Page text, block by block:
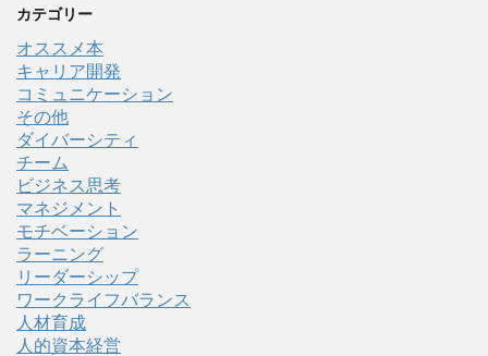
カテゴリー
オススメ本
キャリア開発
コミュニケーション
その他
ダイバーシティ
チーム
ビジネス思考
マネジメント
モチベーション
ラーニング
リーダーシップ
ワークライフバランス
人材育成
人的資本経営